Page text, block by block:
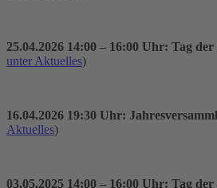
25.04.2026 14:00 – 16:00 Uhr: Tag
unter Aktuelles)
16.04.2026 19:30 Uhr:
Aktuelles)
03.05.2025 14:00 – 16:00 Uhr: Tag